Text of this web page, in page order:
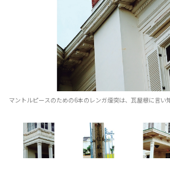
マントルピースのための6本のレンガ煙突は、瓦屋根に言い